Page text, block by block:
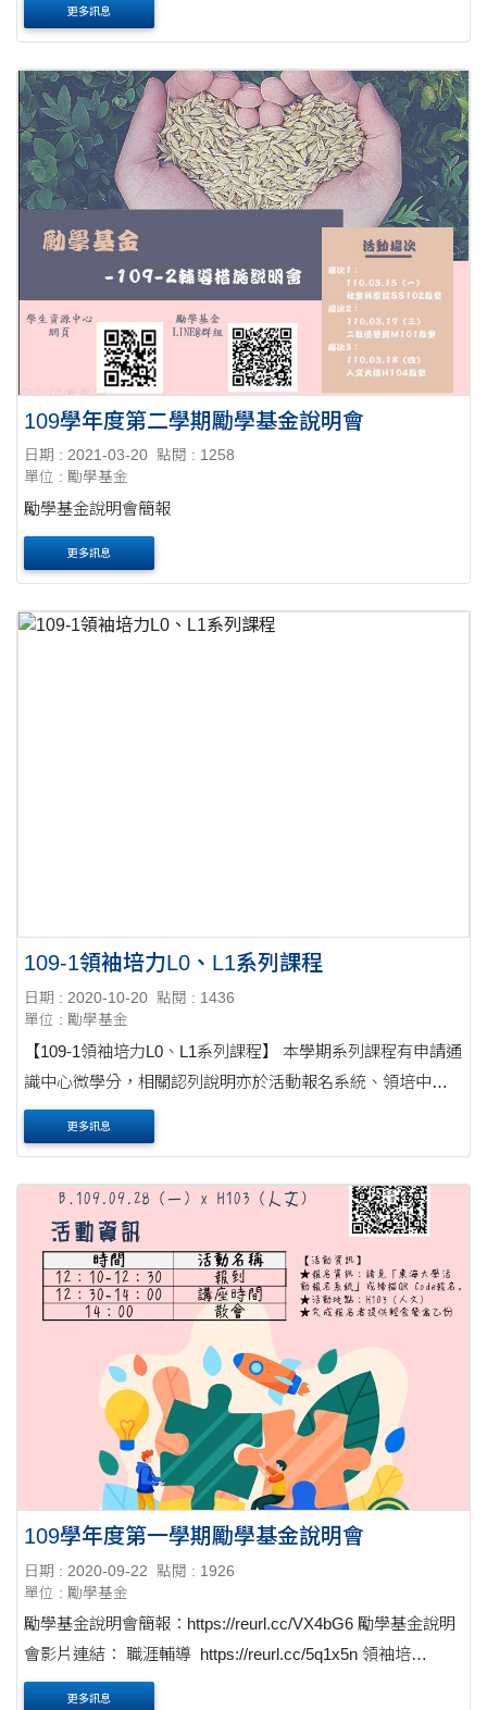
更多訊息
109學年度第二學期勵學基金說明會
日期 : 2021-03-20 點閱 : 1258
單位 : 勵學基金
勵學基金說明會簡報
更多訊息
109-1領袖培力L0、L1系列課程
日期 : 2020-10-20 點閱 : 1436
單位 : 勵學基金
【109-1領袖培力L0、L1系列課程】 本學期系列課程有申請通
識中心微學分，相關認列說明亦於活動報名系統、領培中心
網站公告， http://csld.thu.edu.tw/web/page/page.php?
scid=31&sid=31 請大家再詳細閱讀也可以掃描附圖的QR
更多訊息
109學年度第一學期勵學基金說明會
日期 : 2020-09-22
點閱 : 1926
單位 : 勵學基金
勵學基金說明會簡報：https://reurl.cc/VX4bG6 勵學基金說明
會影片連結： 職涯輔導 https://reurl.cc/5q1x5n 領袖培
力 https://reurl....
更多訊息